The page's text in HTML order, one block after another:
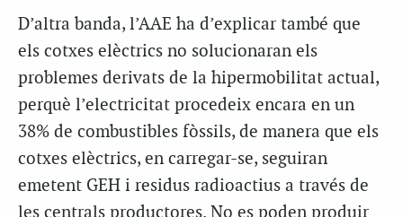
D’altra banda, l’AAE ha d’explicar també que
els cotxes elèctrics no solucionaran els
problemes derivats de la hipermobilitat actual,
perquè l’electricitat procedeix encara en un
38% de combustibles fòssils, de manera que els
cotxes elèctrics, en carregar-se, seguiran
emetent GEH i residus radioactius a través de